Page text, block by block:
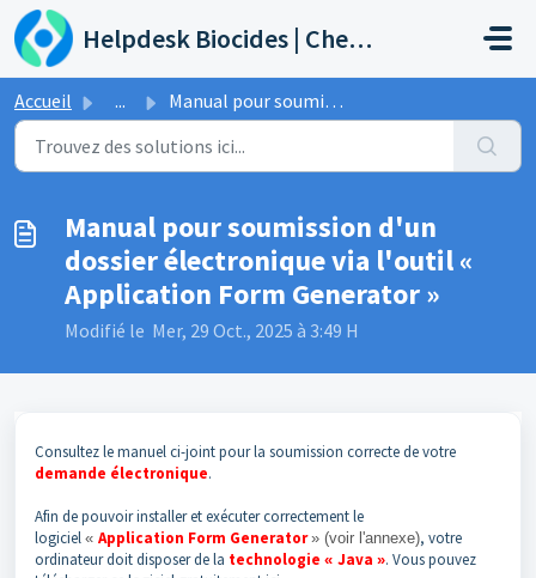
Passer au contenu principal
Helpdesk Biocides | Chemicals | Products
Accueil ... Manual pour soumission d'un dossier électronique via ...
Manual pour soumission d'un
dossier électronique via l'outil «
Application Form Generator »
Modifié le Mer, 29 Oct., 2025 à 3:49 H
Consultez le manuel ci-joint pour la soumission correcte de votre
demande électronique.
Afin de pouvoir installer et exécuter correctement le
logiciel « Application Form Generator » (voir l'annexe), votre
ordinateur doit disposer de la technologie « Java ». Vous pouvez